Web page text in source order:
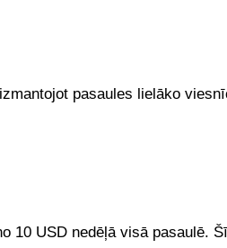
pasaules lielāko
10 USD nedēļā visā pasaulē.